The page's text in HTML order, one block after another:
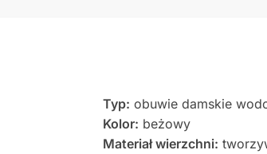
Typ: obuwie damskie
Kolor: beżowy
Materiał wierzchni: